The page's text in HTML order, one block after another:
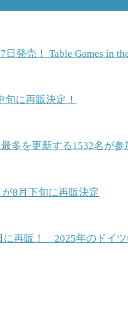
発売！ Table Games in
旬に再販決定！
多を更新する1532名
8月下旬に再販決定
に再販！ 2025年のドイ